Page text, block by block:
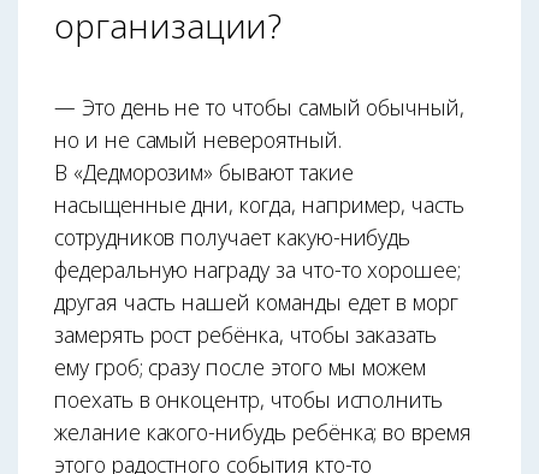
организации?
— Это день не то чтобы самый обычный,
но и не самый невероятный.
В «Дедморозим» бывают такие
насыщенные дни, когда, например, часть
сотрудников получает какую-нибудь
федеральную награду за что-то хорошее;
другая часть нашей команды едет в морг
замерять рост ребёнка, чтобы заказать
ему гроб; сразу после этого мы можем
поехать в онкоцентр, чтобы исполнить
желание какого-нибудь ребёнка; во время
этого радостного события кто-то